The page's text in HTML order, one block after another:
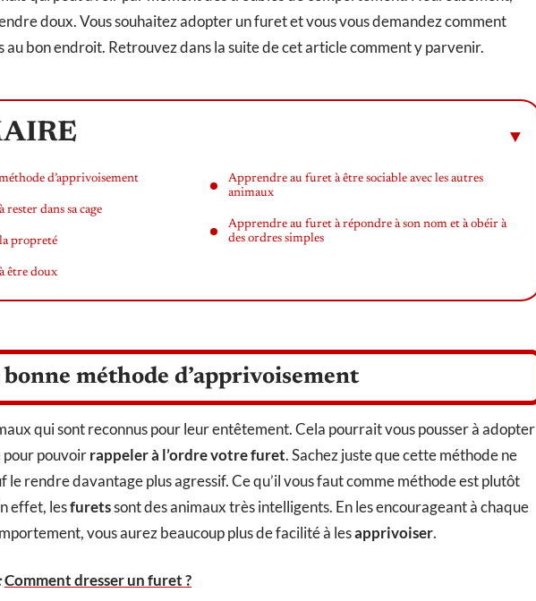
doux. Vous souhaitez adopter un furet et vous vous demandez comment
au bon endroit. Retrouvez dans la suite de cet article comment y parvenir.
d’apprivoisement
dans sa cage
propreté
être doux
Apprendre au furet à être sociable avec les autres
animaux
Apprendre au furet à répondre à son nom et à obéir à
des ordres simples
méthode d’apprivoisement
qui sont reconnus pour leur entêtement. Cela pourrait vous pousser à adopter
pour pouvoirrappeler à l’ordre votre furet. Sachez juste que cette méthode ne
le rendre davantage plus agressif. Ce qu’il vous faut comme méthode est plutôt
effet, lesfuretssont des animaux très intelligents. En les encourageant à chaque
vous aurez beaucoup plus de facilité à lesapprivoiser.
Comment dresser un furet ?